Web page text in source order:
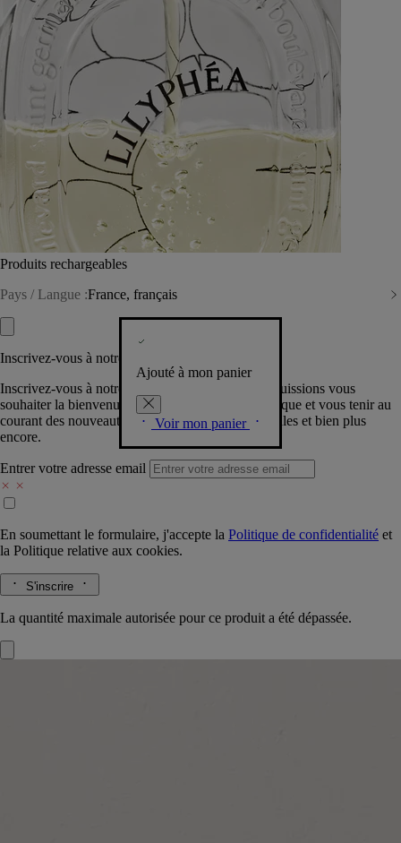
Produits rechargeables
Pays / Langue :France, français
Ajouté à mon panier
Voir mon panier
Inscrivez-vous à notre Newsletter
Inscrivez-vous à notre newsletter pour que nous puissions vous
souhaiter la bienvenue dans la communauté Diptyque et vous tenir au
courant des nouveautés, événements, offres spéciales et bien plus
encore.
Entrer votre adresse email
En soumettant le formulaire, j'accepte la Politique de confidentialité et
la Politique relative aux cookies.
S'inscrire
La quantité maximale autorisée pour ce produit a été dépassée.